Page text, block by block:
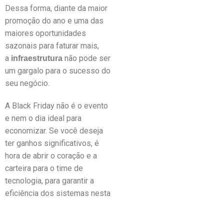
Dessa forma, diante da maior
promoção do ano e uma das
maiores oportunidades
sazonais para faturar mais,
a infraestrutura não pode ser
um gargalo para o sucesso do
seu negócio.
A Black Friday não é o evento
e nem o dia ideal para
economizar. Se você deseja
ter ganhos significativos, é
hora de abrir o coração e a
carteira para o time de
tecnologia, para garantir a
eficiência dos sistemas nesta